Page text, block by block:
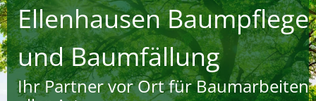
Ellenhausen Baumpflege
und Baumfällung
Ihr Partner vor Ort für Baumarbeiten